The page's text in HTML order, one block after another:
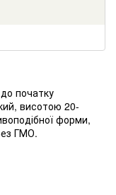
початку
висотою 20-
форми,
ГМО.